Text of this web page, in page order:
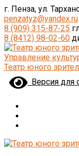
г. Пенза, ул.
penzatyz@yandex.ru
8 (909) 315-87-25
8 (8412) 98-02-60
Управление
Театр юного
Версия для